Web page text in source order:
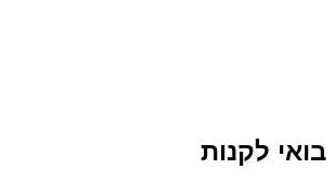
בואי לקנות